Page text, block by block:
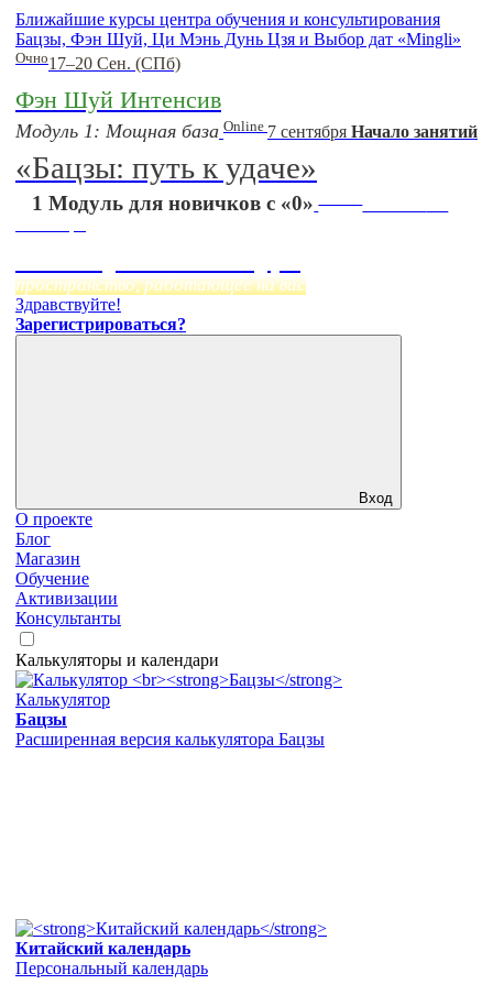
Ближайшие курсы центра обучения и консультирования
Бацзы, Фэн Шуй, Ци Мэнь Дунь Цзя и Выбор дат «Mingli»
Очно17–20 Сен. (СПб)
Фэн Шуй Интенсив
Модуль 1: Мощная база Online 7 сентября Начало занятий
«Бацзы: путь к удаче»
1 Модуль для новичков с «0» Начало:
пространство, работающее на вас
Здравствуйте!
Зарегистрироваться?
Вход
О проекте
Блог
Магазин
Обучение
Активизации
Консультанты
Калькуляторы и календари
Калькулятор
Бацзы
Расширенная версия калькулятора Бацзы
Китайский календарь
Персональный календарь